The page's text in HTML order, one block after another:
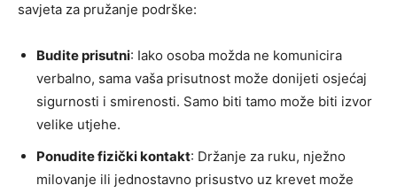
savjeta za pružanje podrške:
Budite prisutni: Iako osoba možda ne komunicira
verbalno, sama vaša prisutnost može donijeti osjećaj
sigurnosti i smirenosti. Samo biti tamo može biti izvor
velike utjehe.
Ponudite fizički kontakt: Držanje za ruku, nježno
milovanje ili jednostavno prisustvo uz krevet može